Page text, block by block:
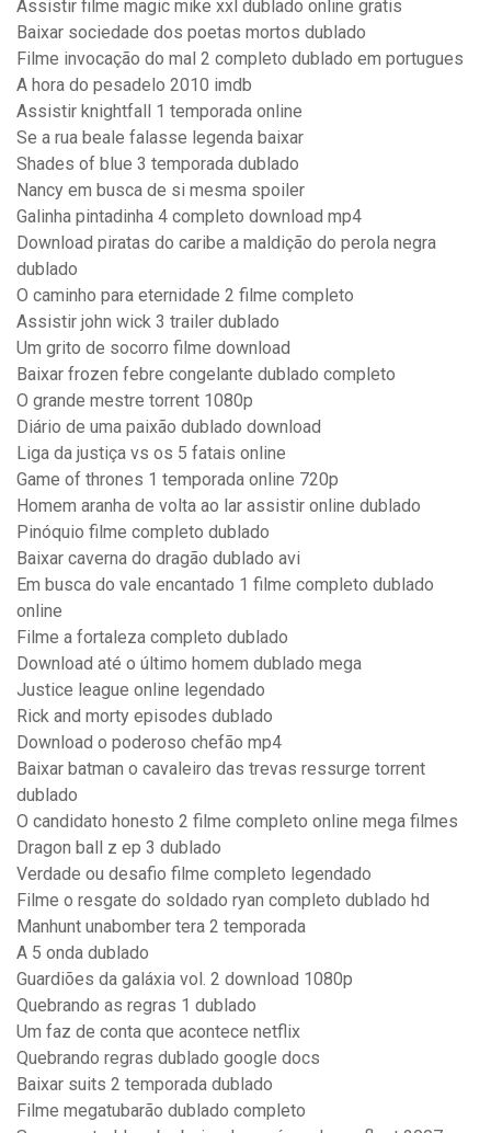
Assistir filme magic mike xxl dublado online gratis
Baixar sociedade dos poetas mortos dublado
Filme invocação do mal 2 completo dublado em portugues
A hora do pesadelo 2010 imdb
Assistir knightfall 1 temporada online
Se a rua beale falasse legenda baixar
Shades of blue 3 temporada dublado
Nancy em busca de si mesma spoiler
Galinha pintadinha 4 completo download mp4
Download piratas do caribe a maldição do perola negra
dublado
O caminho para eternidade 2 filme completo
Assistir john wick 3 trailer dublado
Um grito de socorro filme download
Baixar frozen febre congelante dublado completo
O grande mestre torrent 1080p
Diário de uma paixão dublado download
Liga da justiça vs os 5 fatais online
Game of thrones 1 temporada online 720p
Homem aranha de volta ao lar assistir online dublado
Pinóquio filme completo dublado
Baixar caverna do dragão dublado avi
Em busca do vale encantado 1 filme completo dublado
online
Filme a fortaleza completo dublado
Download até o último homem dublado mega
Justice league online legendado
Rick and morty episodes dublado
Download o poderoso chefão mp4
Baixar batman o cavaleiro das trevas ressurge torrent
dublado
O candidato honesto 2 filme completo online mega filmes
Dragon ball z ep 3 dublado
Verdade ou desafio filme completo legendado
Filme o resgate do soldado ryan completo dublado hd
Manhunt unabomber tera 2 temporada
A 5 onda dublado
Guardiões da galáxia vol. 2 download 1080p
Quebrando as regras 1 dublado
Um faz de conta que acontece netflix
Quebrando regras dublado google docs
Baixar suits 2 temporada dublado
Filme megatubarão dublado completo